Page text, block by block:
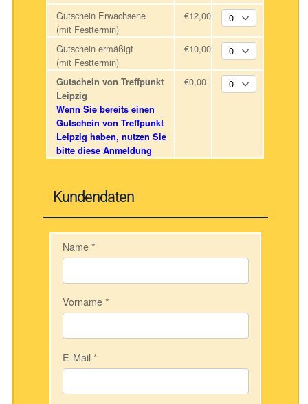
Gutschein Erwachsene
(mit Festtermin)
€12,00
Gutschein ermäßigt
(mit Festtermin)
€10,00
Gutschein von Treffpunkt
Leipzig
Wenn Sie bereits einen
Gutschein von Treffpunkt
Leipzig haben, nutzen Sie
bitte diese Anmeldung
€0,00
Kundendaten
Name*
Vorname*
E-Mail*